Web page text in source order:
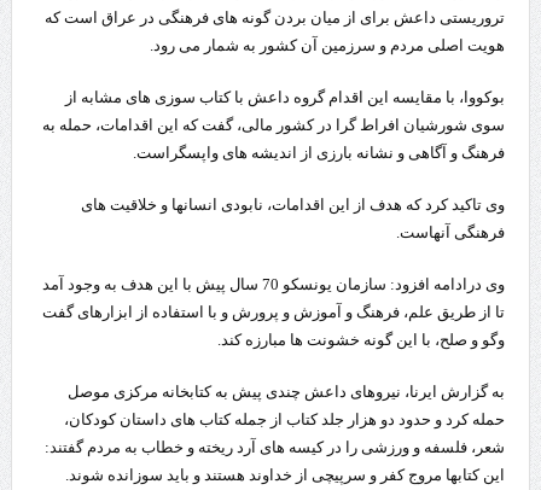
تروریستی داعش برای از میان بردن گونه های فرهنگی در عراق است که
هویت اصلی مردم و سرزمین آن کشور به شمار می رود.
بوکووا، با مقایسه این اقدام گروه داعش با کتاب سوزی های مشابه از
سوی شورشیان افراط گرا در کشور مالی، گفت که این اقدامات، حمله به
فرهنگ و آگاهی و نشانه بارزی از اندیشه های واپسگراست.
وی تاکید کرد که هدف از این اقدامات، نابودی انسانها و خلاقیت های
فرهنگی آنهاست.
وی درادامه افزود: سازمان یونسکو 70 سال پیش با این هدف به وجود آمد
تا از طریق علم، فرهنگ و آموزش و پرورش و با استفاده از ابزارهای گفت
وگو و صلح، با این گونه خشونت ها مبارزه کند.
به گزارش ایرنا، نیروهای داعش چندی پیش به کتابخانه مرکزی موصل
حمله کرد و حدود دو هزار جلد کتاب از جمله کتاب های داستان کودکان،
شعر، فلسفه و ورزشی را در کیسه های آرد ریخته و خطاب به مردم گفتند:
این کتابها مروج کفر و سرپیچی از خداوند هستند و باید سوزانده شوند.